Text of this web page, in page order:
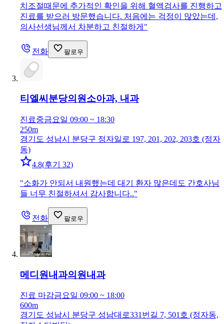
치조절때문에 추가적인 확인을 위해 혈액검사를 진행하고
진료를 받으러 방문했습니다. 처음에는 걱정이 많았는데,
의사선생님께서 차분하고 친절하게 "
전화 팔로우
티엘씨분당의원소아과, 내과
진료중금요일 09:00 ~ 18:30
250m
경기도 성남시 분당구 정자일로 197, 201, 202, 203호 (정자
동)
4.8(후기 32)
"소화가 안되서 내원했는데 대기 환자 많은데도 간호사님
들 너무 친절하셔서 감사합니다.."
전화 팔로우
메디원내과의원 내과
진료 마감금요일 09:00 ~ 18:00
600m
경기도 성남시 분당구 성남대로331번길 7, 501호 (정자동,